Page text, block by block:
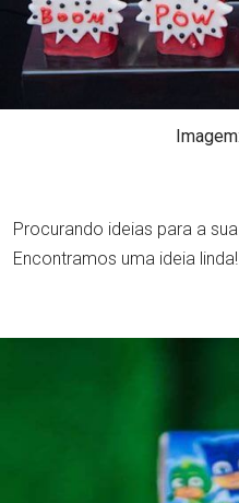
Imagem:
Procurando ideias para a
Encontramos uma ideia linda!